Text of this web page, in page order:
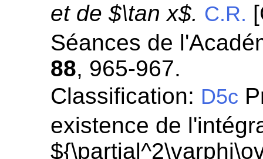
et de $\tan x$. C.R.
Séances de
88, 965-967.
Classification: D5c
existence de